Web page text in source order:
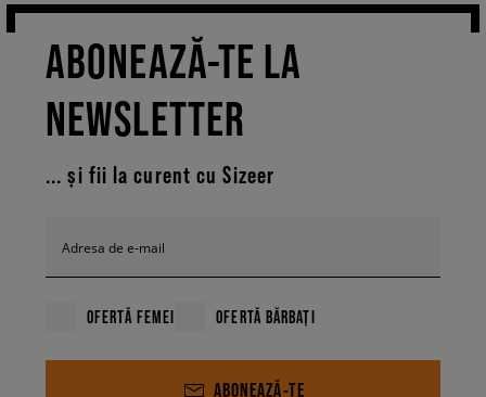
ABONEAZĂ-TE LA
NEWSLETTER
... și fii la curent cu Sizeer
Adresa de e-mail
OFERTĂ FEMEI OFERTĂ BĂRBAȚI
ABONEAZĂ-TE